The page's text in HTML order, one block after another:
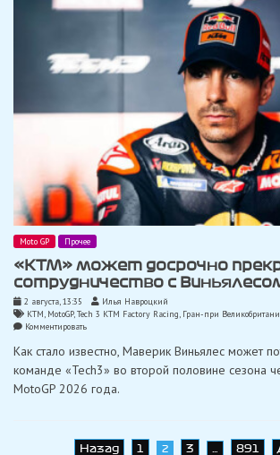
Moto GP Прочее
«KTM» может досрочно
сотрудничество с
2 августа, 13:35
Илья Навроцкий
KTM, MotoGP,Tech 3 KTM Factory Racing, Гран-при
Комментироватьon
может
досрочно
прекратить
сотрудничество
Как стало известно, Маверик Виньялес может
команде «Tech3» во второй половине сезона
MotoGP 2026 года.
Навигация
Назад 1 2 3 891